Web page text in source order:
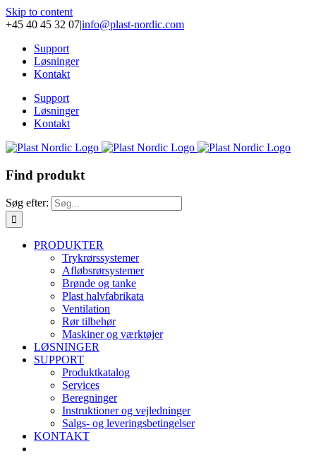
Skip to content
+45 40 45 32 07|info@plast-nordic.com
Support
Løsninger
Kontakt
Support
Løsninger
Kontakt
Find produkt
Søg efter:
PRODUKTER
Trykrørssystemer
Afløbsrørsystemer
Brønde og tanke
Plast halvfabrikata
Ventilation
Rør tilbehør
Maskiner og værktøjer
LØSNINGER
SUPPORT
Produktkatalog
Services
Beregninger
Instruktioner og vejledninger
Salgs- og leveringsbetingelser
KONTAKT